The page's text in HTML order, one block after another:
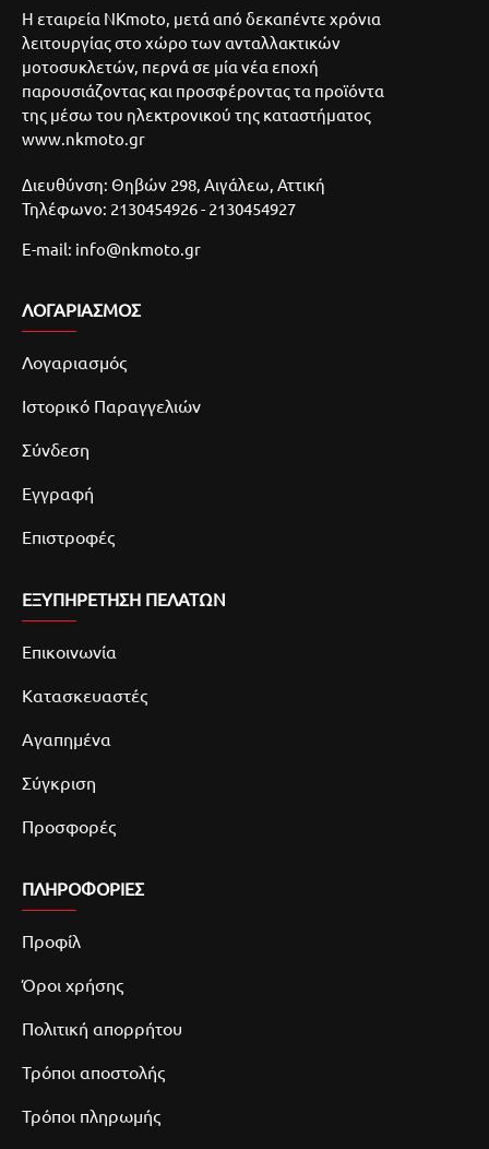
Η εταιρεία NKmoto, μετά από δεκαπέντε χρόνια
λειτουργίας στο χώρο των ανταλλακτικών
μοτοσυκλετών, περνά σε μία νέα εποχή
παρουσιάζοντας και προσφέροντας τα προϊόντα
της μέσω του ηλεκτρονικού της καταστήματος
www.nkmoto.gr
Διευθύνση: Θηβών 298, Αιγάλεω, Αττική
Τηλέφωνο: 2130454926 - 2130454927
E-mail: info@nkmoto.gr
ΛΟΓΑΡΙΑΣΜΌΣ
Λογαριασμός
Ιστορικό Παραγγελιών
Σύνδεση
Εγγραφή
Επιστροφές
ΕΞΥΠΗΡΕΤΗΣΗ ΠΕΛΑΤΩΝ
Επικοινωνία
Κατασκευαστές
Αγαπημένα
Σύγκριση
Προσφορές
ΠΛΗΡΟΦΟΡΙΕΣ
Προφίλ
Όροι χρήσης
Πολιτική απορρήτου
Τρόποι αποστολής
Τρόποι πληρωμής